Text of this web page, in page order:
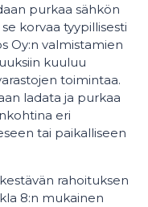
purkaa sähkön
korvaa tyypillisesti
Oy:n valmistamien
kuuluu
toimintaa.
ladata ja purkaa
eri
tai paikalliseen
rahoituksen
8:n mukainen